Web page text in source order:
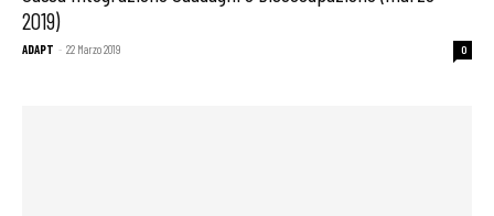
2019)
ADAPT - 22 Marzo 2019 0